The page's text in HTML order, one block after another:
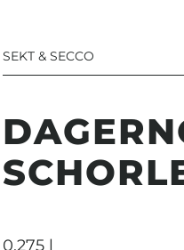
SEKT & SECCO
0.275 l